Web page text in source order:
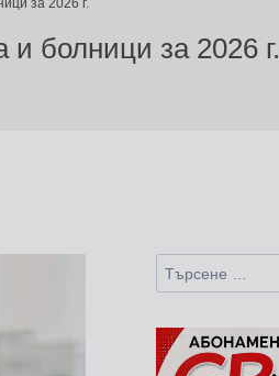
за 2026 г.
и болници за 2026 г.
Търсене
за: